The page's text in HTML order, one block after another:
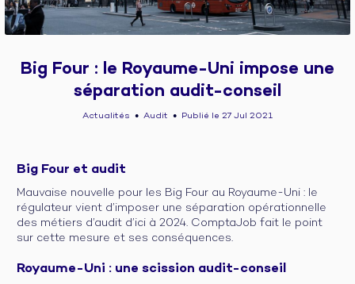
Big Four : le Royaume-Uni impose une
séparation audit-conseil
Actualités ● Audit ● Publié le 27 Jul 2021
Big Four et audit
Mauvaise nouvelle pour les Big Four au Royaume-Uni : le
régulateur vient d’imposer une séparation opérationnelle
des métiers d’audit d’ici à 2024. ComptaJob fait le point
sur cette mesure et ses conséquences.
Royaume-Uni : une scission audit-conseil